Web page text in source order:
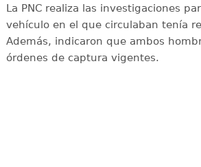
La PNC realiza las investigaciones
vehículo en el que circulaban tenía
Además, indicaron que ambos
órdenes de captura vigentes.